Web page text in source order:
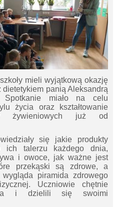
mieli wyjątkową okazję
panią Aleksandrą
Spotkanie miało na celu
życia oraz kształtowanie
żywieniowych już od
się jakie produkty
talerzu każdego dnia,
i owoce, jak ważne jest
przekąski są zdrowe, a
piramida zdrowego
Uczniowie chętnie
i dzielili się swoimi